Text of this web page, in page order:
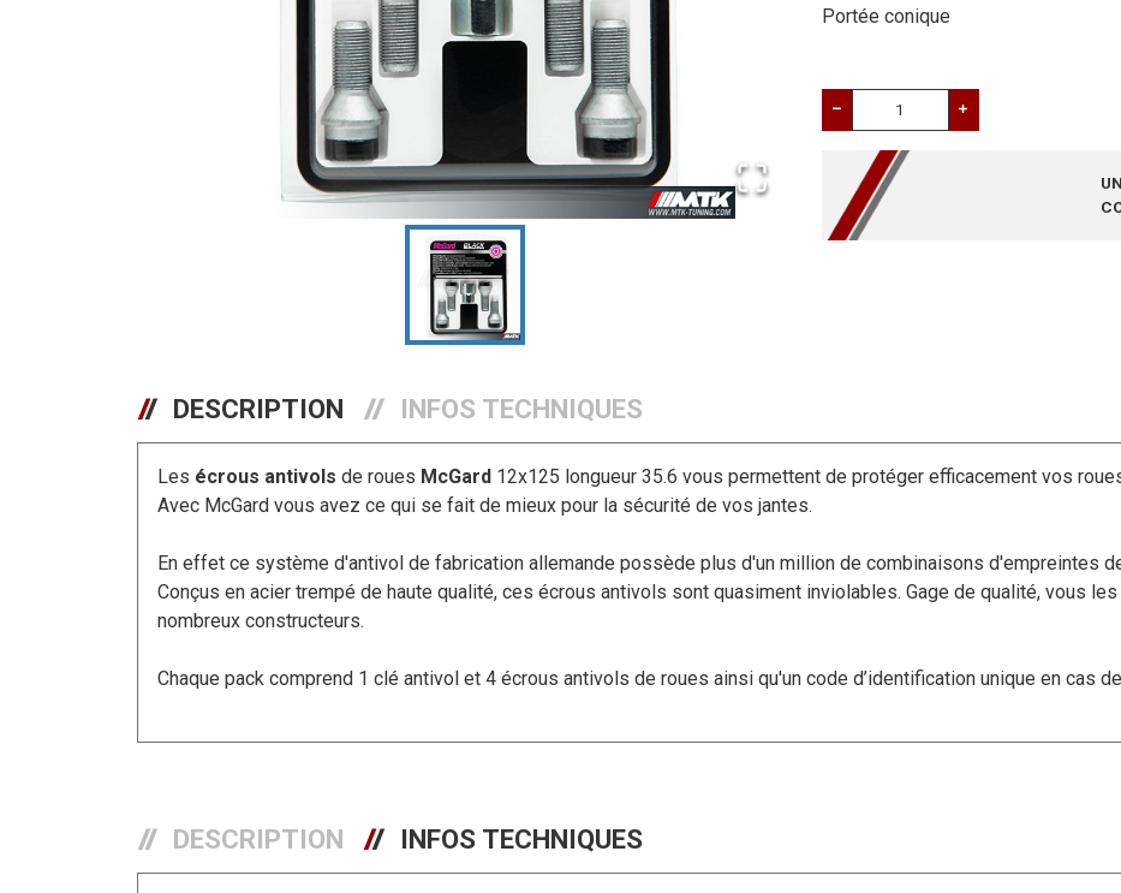
Portée conique
DESCRIPTION INFOS TECHNIQUES
Les écrous antivols de roues McGard 12x125 longueur 35.6 vous permettent de protéger efficacement vos
Avec McGard vous avez ce qui se fait de mieux pour la sécurité de vos jantes.
En effet ce système d'antivol de fabrication allemande possède plus d'un million de combinaisons d'empreintes
Conçus en acier trempé de haute qualité, ces écrous antivols sont quasiment inviolables. Gage de qualité, vous
nombreux constructeurs.
Chaque pack comprend 1 clé antivol et 4 écrous antivols de roues ainsi qu'un code d’identification unique en cas
DESCRIPTION INFOS TECHNIQUES